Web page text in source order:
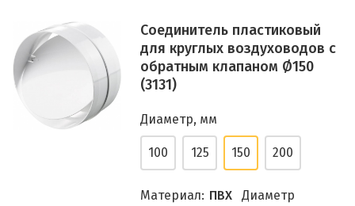
Соединитель пластиковый
для круглых воздуховодов с
обратным клапаном Ø150
(3131)
Диаметр, мм
100 125 150 200
Материал: ПВХ
Диаметр